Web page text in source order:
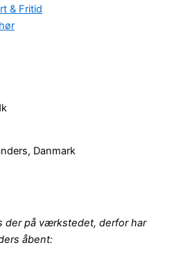
& Fritid
Danmark
der på værkstedet, derfor har
åbent: